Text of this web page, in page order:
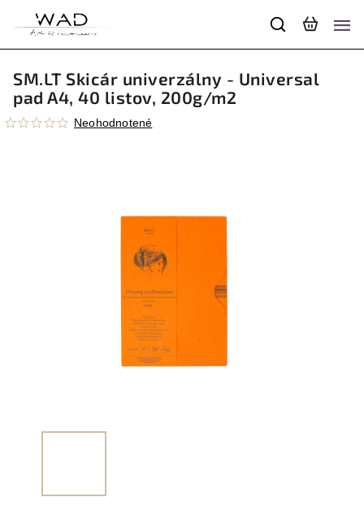
SM.LT Skicár univerzálny - Universal
pad A4, 40 listov, 200g/m2
Neohodnotené